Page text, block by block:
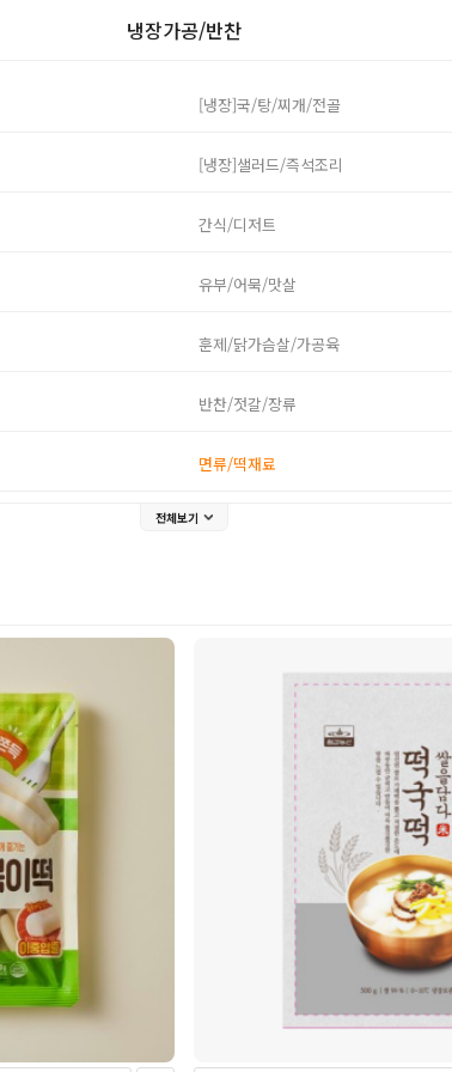
냉장가공/반찬
[냉장]국/탕/찌개/전골
[냉장]샐러드/즉석조리
간식/디저트
유부/어묵/맛살
훈제/닭가슴살/가공육
반찬/젓갈/장류
면류/떡재료
전체보기